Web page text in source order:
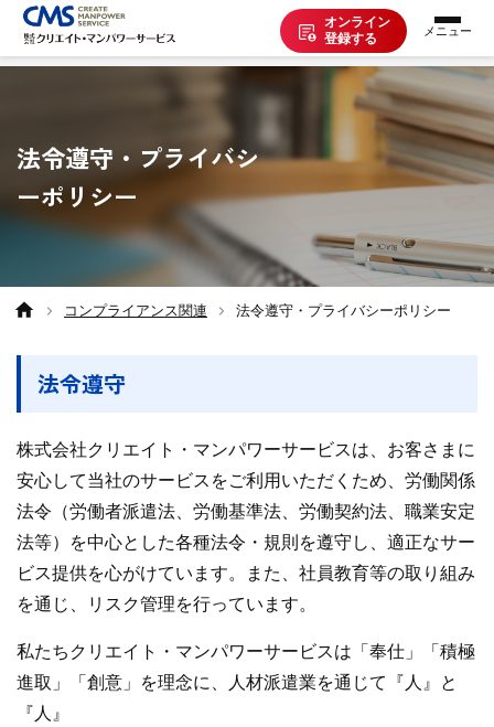
オンライン
登録する
派遣で働く
CMSについて
オンライン登録する お問い合わせ
閉じる
法令遵守・プライバシ
ーポリシー
コンプライアンス関連 法令遵守・プライバシーポリシー
法令遵守
株式会社クリエイト・マンパワーサービスは、お客さまに
安心して当社のサービスをご利用いただくため、労働関係
法令（労働者派遣法、労働基準法、労働契約法、職業安定
法等）を中心とした各種法令・規則を遵守し、適正なサー
ビス提供を心がけています。また、社員教育等の取り組み
を通じ、リスク管理を行っています。
私たちクリエイト・マンパワーサービスは「奉仕」「積極
進取」「創意」を理念に、人材派遣業を通じて『人』と
『人』